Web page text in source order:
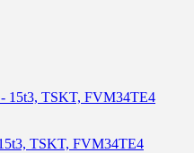
TSKT, FVM34TE4